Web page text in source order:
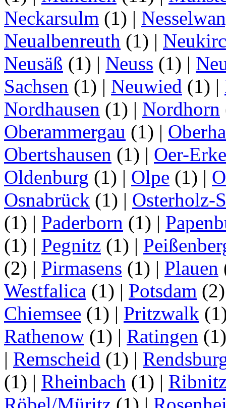
Neckarsulm (1) |
Neualbenreuth (1) |
Neusäß (1) | Neuss (1) |
Sachsen (1) | Neuwied (1) |
Nordhausen (1) | Nordhorn
Oberammergau (1) |
Obertshausen (1) | Oer-
Oldenburg (1) | Olpe (1) |
Osnabrück (1) | Osterholz-
(1) | Paderborn (1) |
(1) | Pegnitz (1) |
(2) | Pirmasens (1) | Plauen
Westfalica (1) | Potsdam
Chiemsee (1) | Pritzwalk
Rathenow (1) | Ratingen
| Remscheid (1) |
(1) | Rheinbach (1) |